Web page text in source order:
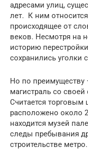
адресами улиц,
лет. К ним
происходящее от
веков. Несмотря на
историю
сохранились уголки
Но по преимуществу
магистраль со
Считается
расположено около
находится музей
следы пребывания
строительстве метро.